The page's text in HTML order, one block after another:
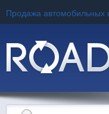
Продажа автомобильных